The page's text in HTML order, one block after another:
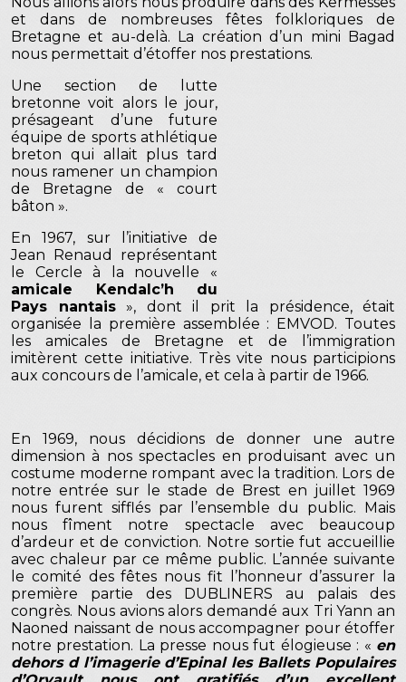
et dans de nombreuses fêtes folkloriques de
Bretagne et au-delà. La création d’un mini Bagad
nous permettait d’étoffer nos prestations.
Une section de lutte
bretonne voit alors le jour,
présageant d’une future
équipe de sports athlétique
breton qui allait plus tard
nous ramener un champion
de Bretagne de « court
bâton ».
En 1967, sur l’initiative de
Jean Renaud représentant
le Cercle à la nouvelle «
amicale Kendalc’h du
Pays nantais», dont il prit la présidence, était
organisée la première assemblée : EMVOD. Toutes
les amicales de Bretagne et de l’immigration
imitèrent cette initiative. Très vite nous participions
aux concours de l’amicale, et cela à partir de 1966.
En 1969, nous décidions de donner une autre
dimension à nos spectacles en produisant avec un
costume moderne rompant avec la tradition. Lors de
notre entrée sur le stade de Brest en juillet 1969
nous furent sifflés par l’ensemble du public. Mais
nous fîment notre spectacle avec beaucoup
d’ardeur et de conviction. Notre sortie fut accueillie
avec chaleur par ce même public. L’année suivante
le comité des fêtes nous fit l’honneur d’assurer la
première partie des DUBLINERS au palais des
congrès. Nous avions alors demandé aux Tri Yann an
Naoned naissant de nous accompagner pour étoffer
notre prestation. La presse nous fut élogieuse : « en
dehors d l’imagerie d’Epinal les Ballets Populaires